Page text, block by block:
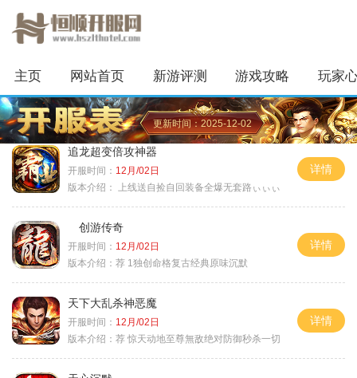
主页 网站首页 新游评测 游戏攻略 玩家
更新时间：2025-12-02
追龙超变倍攻神器
开服时间： 12月/02日
版本介绍：
上线送自捡自回装备全爆无套路ぃぃぃ
详情
创游传奇
开服时间： 12月/02日
版本介绍： 荐 1独创命格复古经典原味沉默
详情
天下大乱杀神恶魔
开服时间： 12月/02日
版本介绍： 荐 惊天动地至尊無敌绝对防御秒杀一切
详情